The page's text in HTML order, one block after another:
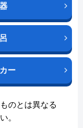
ー
のとは異なる
。